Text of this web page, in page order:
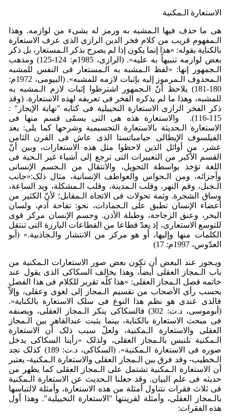
الاستعارة الـمکنیة
هی ما حذف فیها الـمشبه به ورمز له بشیء من لوازمه. وهذا
الـمفهوم قریب من کلام فخر الدین الرازی الذی عرف الاستعارة
بالکنایة بقوله: «هذا إنما یکون إذا لم یصرح بذکر الـمستعار، بل ذکر
بعض لوازمه تنبیهاً به علیه». (الرازی، 1985م: 124-125) ومذهب
الـجمهور إنها: «لفظ الـمشبه به الـمستعار فی النفس للمشبه
الـمحذوف الـمرموز إلیه بإثبات لازمه للمشبه». (البیومی، 1972م:
180-181) یلاحظ أنّ الـجمهور اشترطوا إثبات لازم الـمشبه به
للمشبه، وهذا ما لم یذکره الفخر فی تعریفه لهذه الاستعارة. (وقد
ذکر الفخر الرازی الاستعارة التخییلیة فی کتابه "نهایة الإیجاز" :
115-116). والاستعارة هذه هی التی یسمّی قسم منها فی
الاستعارة الـحدیثة بالاستعارة التجسیمیة وشرحها کما یلی: یعد
الفیلسوف الإیطالی جیامباتستا الذی عاش فی القرن الثامن
عشر، من أوائل الذین لاحظوا مثل هذه الاستعارات، وبین أنّ
القسم الأکبر من التعبیرات التی ترجع إلی أشیاء غیر الـحیة فی
اللغة تؤخذ بواسطة التحویل، والانتقال من الـجسم الإنسانی
وأجزائه، ومن الـحواس والعواطف الإنسانیة، مثال ذلک:«جانب
الـجبل، وفم النهر، وقلب الـمدینة، وقلب الـمشکلة، وید الساعة،
وساق الشجرة. وثمة تحولات فی الاتجاه الـمقابل؛ لأنّ الکثیر من
أعضاء الإنسان تطبق علی الـجمادات، نحو: تفاحة آدم، ولسان
البحر، وعنق الزجاجة، وطبلة الأذن. وجسم الإنسان مرکز قوی
للتوسع الاستعاری، إذ یعدّ قطاعا من القطاعات البارزة التی تنتقل
الکلمات منها وإلیها، أو هو مرکز من الانتشار والـجاذبیة.» (أبو
العدّوس، 1997م: 17)
ویـجوز عند البعض أن تکون بعض صور الاستعارات الـمکنیة من
باب الـمجاز العقلی أیضاً، وهذا یخالف السکاکی الذی یقول عند
خاتمه فصل الـمجاز العقلی: «هذا کلّه تقریر للکلام فی هذا الفصل
بحسب رأی الأصحاب من تقسیم الـمجاز إلی لغوی وعقلی، وإلاّ
فالذی عندی هو نظم هذا النوع فی سلک الاستعارة بالکنایة».
(أبوموسی، د.ت: 302) فالسکاکی ینکر الـمجاز العقلی، ویصنفه
فی مبحث الاستعارة بالکنایة، بینما یثبت عبدالقاهر بین الـمجاز
العقلی والاستعارة الـمکنیة، ولعلّ سبب ذلک أن الاستعارة
الـمکنیة تلتبس بالـمجاز العقلی، ولذلک «رأینا السکاکی یدخل
صوره فی الاستعارة الـمکنیة». (السکاکی، د.ت: 189) کذلک نجد
الـخطیب- وقد فرق بین الـمجاز العقلی والاستعارة الـمکنیة- یعتبر
أن الاستعارة الـمکنیة تشتمل علی الـمجاز العقلی کما یظهر من
حدیثه فی علم البیان. وقد جعلنا الـحدیث عن الاستعارة الـمکنیة
فی ثلاث فقرات نتناول أمثلة من هذه الاستعارة، وأمثلة لالتباسها
بالـمجاز العقلی، وأمثلة لقرینتها "الاستعارة التخییلیة". وهذا أول
هذه الفقرات: